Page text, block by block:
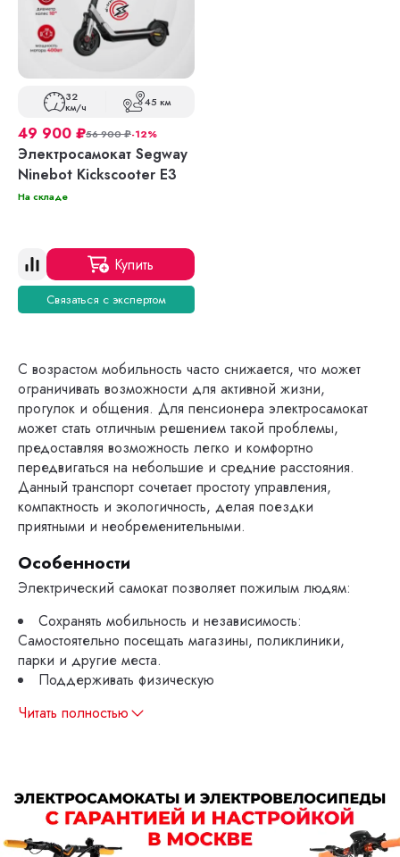
32
км/ч 45 км
49 900 ₽56 900₽-12%
Электросамокат Segway
Ninebot Kickscooter E3
На складе
Купить
Связаться с экспертом
С возрастом мобильность часто снижается, что может
ограничивать возможности для активной жизни,
прогулок и общения. Для пенсионера электросамокат
может стать отличным решением такой проблемы,
предоставляя возможность легко и комфортно
передвигаться на небольшие и средние расстояния.
Данный транспорт сочетает простоту управления,
компактность и экологичность, делая поездки
приятными и необременительными.
Особенности
Электрический самокат позволяет пожилым людям:
Сохранять мобильность и независимость:
Самостоятельно посещать магазины, поликлиники,
парки и другие места.
Поддерживать физическую
Читать полностью